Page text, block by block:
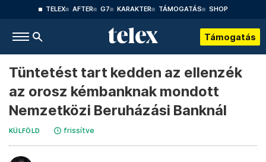
TELEX AFTER G7 KARAKTER TÁMOGATÁS SHOP
Támogatás
Tüntetést tart kedden az ellenzék
az orosz kémbanknak mondott
Nemzetközi Beruházási Banknál
KÜLFÖLD frissítve